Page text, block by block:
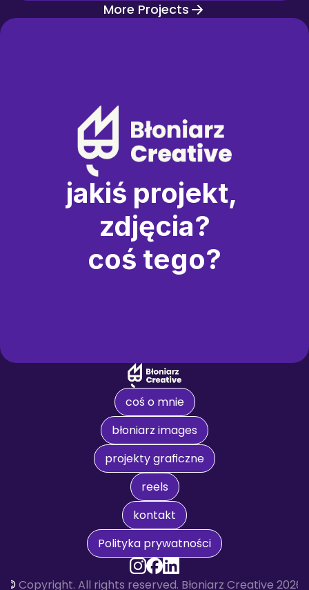
More Projects
jakiś projekt,
zdjęcia?
coś tego?
coś o mnie
błoniarz images
projekty graficzne
reels
kontakt
Polityka prywatności
© Copyright. All rights reserved. Błoniarz Creative 2026